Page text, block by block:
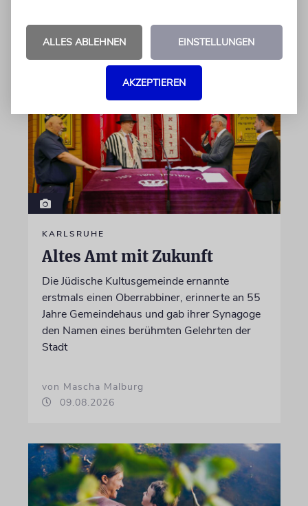
09.08.2026
KARLSRUHE
Altes Amt mit Zukunft
Die Jüdische Kultusgemeinde ernannte
erstmals einen Oberrabbiner, erinnerte an 55
Jahre Gemeindehaus und gab ihrer Synagoge
den Namen eines berühmten Gelehrten der
Stadt
von Mascha Malburg
09.08.2026
ALLES ABLEHNEN EINSTELLUNGEN
AKZEPTIEREN